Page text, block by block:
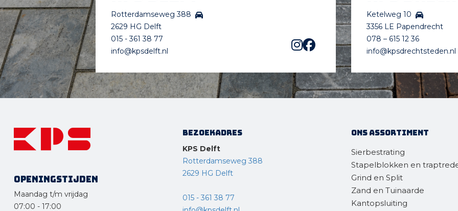
Rotterdamseweg 388
2629 HG Delft
015 - 361 38 77
info@kpsdelft.nl
Ketelweg 10
3356 LE Papendrecht
078 – 615 12 36
info@kpsdrechtsteden.nl
Openingstijden
Maandag t/m vrijdag
07:00 - 17:00
Bezoekadres
KPS Delft
Rotterdamseweg 388
2629 HG Delft
015 - 361 38 77
Ons assortiment
Sierbestrating
Stapelblokken en
Grind en Split
Zand en Tuinaarde
Kantopsluiting